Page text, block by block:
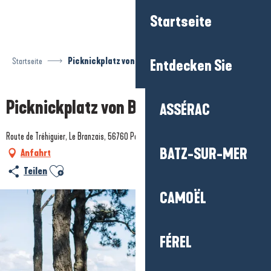
Startseite
Entdecken Sie
ASSÉRAC
BATZ-SUR-MER
CAMOËL
FÉREL
Startseite Picknickplatz von Branzais
Picknickplatz von Branzais
Route de Tréhiguier, Le Branzais, 56760 Pénestin
Anfahrt
Teilen Ajouter aux favoris